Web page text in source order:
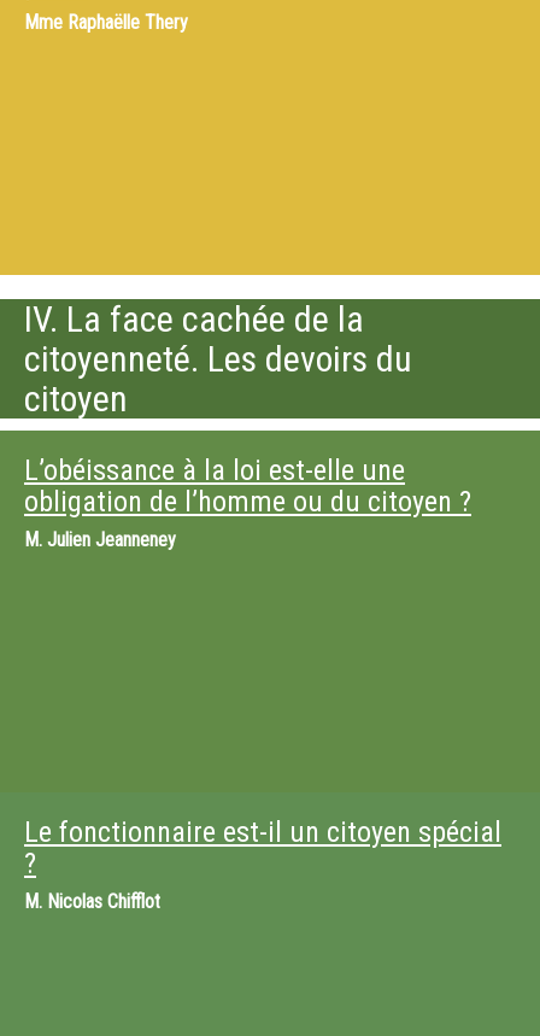
Mme Raphaëlle Thery
IV. La face cachée de la
citoyenneté. Les devoirs du
citoyen
L’obéissance à la loi est-elle une
obligation de l’homme ou du citoyen ?
M. Julien Jeanneney
Le fonctionnaire est-il un citoyen spécial
?
M. Nicolas Chifflot